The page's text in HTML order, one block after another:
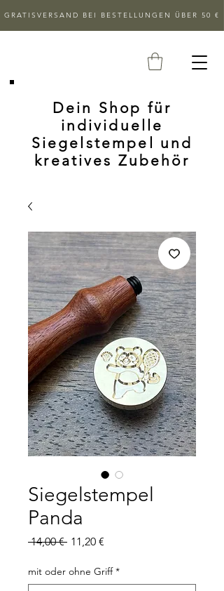
GRATISVERSAND BEI BESTELLUNGEN ÜBER 50 €
Dein Shop für
individuelle
Siegelstempel und
kreatives Zubehör
Siegelstempel
Panda
14,00 € Standardpreis
11,20 €
mit oder ohne Griff *